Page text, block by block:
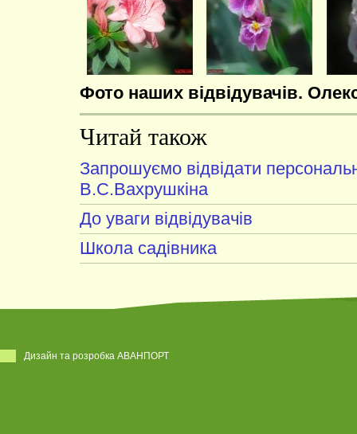
Фото наших відвідувачів.
Читай також
Запрошуємо відвідати
В.С.Вахрушкіна
До уваги відвідувачів
Школа садівника
Дизайн та розробка АВАНПОРТ